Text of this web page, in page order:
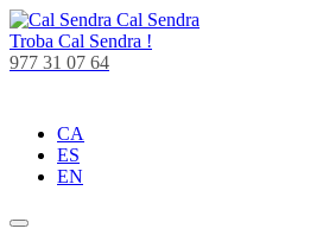
Cal Sendra
Troba Cal Sendra !
977 31 07 64
CA
ES
EN